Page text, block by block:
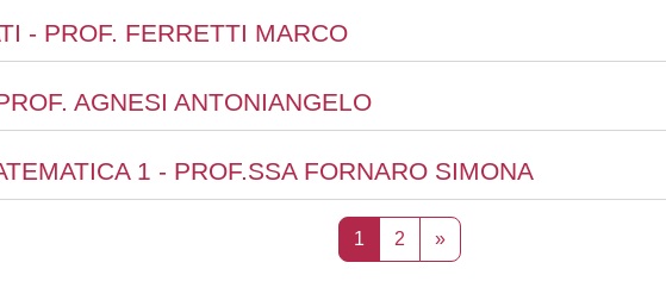
- PROF. FERRETTI MARCO
AGNESI ANTONIANGELO
1 - PROF.SSA FORNARO SIMONA
1 Página 1
2Página 2
»Siguiente página